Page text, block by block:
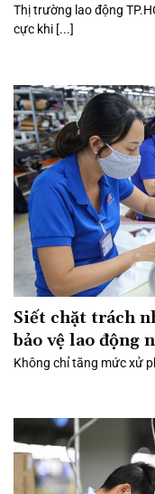
Thị trường lao động
cực khi [...]
Siết chặt trách
bảo vệ lao động
Không chỉ tăng mức xử